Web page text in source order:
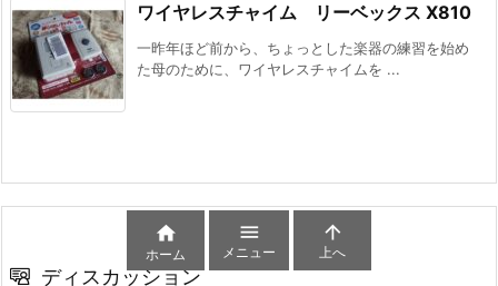
ワイヤレスチャイム リーベックス X810
一昨年ほど前から、ちょっとした楽器の練習を始め
た母のために、ワイヤレスチャイムを ...
ディスカッション

ホーム

メニュー

上へ